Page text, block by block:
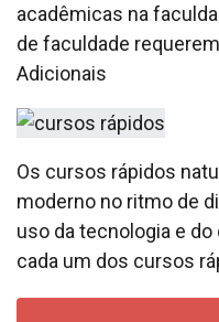
acadêmicas na
de faculdade
Adicionais
Os cursos rápidos
moderno no ritmo de
uso da tecnologia e
cada um dos cursos